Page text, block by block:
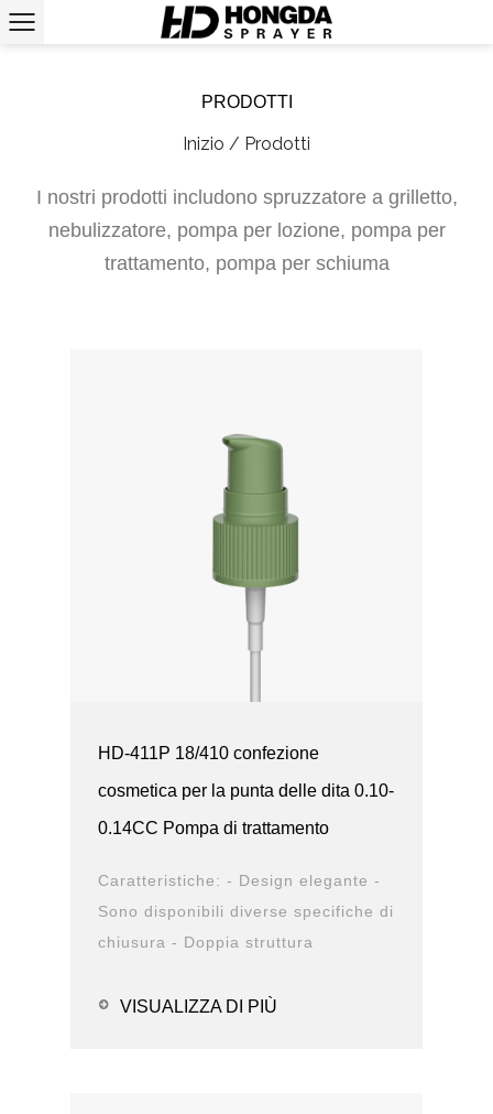
PRODOTTI
Inizio / Prodotti
I nostri prodotti includono spruzzatore a grilletto,
nebulizzatore, pompa per lozione, pompa per
trattamento, pompa per schiuma
HD-411P 18/410 confezione
cosmetica per la punta delle dita 0.10-
0.14CC Pompa di trattamento
Caratteristiche: - Design elegante -
Sono disponibili diverse specifiche di
chiusura - Doppia struttura
Opzioni della ...
VISUALIZZA DI PIÙ